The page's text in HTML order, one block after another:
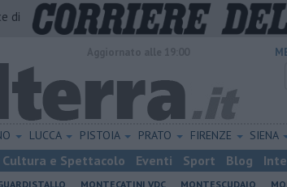
di
LUCCA PISTOIA PRATO FIRENZE SIENA
Cultura e Spettacolo Eventi Sport Blog
MONTECATINI VDC MONTESCUDAIO